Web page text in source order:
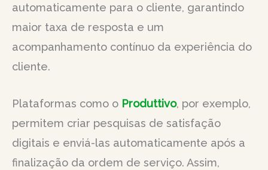
automaticamente para o cliente, garantindo
maior taxa de resposta e um
acompanhamento contínuo da experiência do
cliente.
Plataformas como o Produttivo, por exemplo,
permitem criar pesquisas de satisfação
digitais e enviá-las automaticamente após a
finalização da ordem de serviço. Assim,